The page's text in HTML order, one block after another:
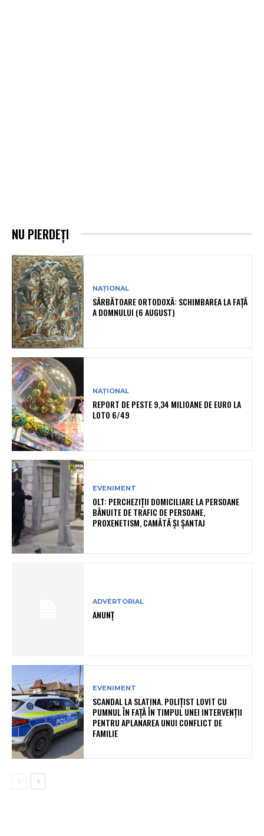
NU PIERDEȚI
NAȚIONAL
SĂRBĂTOARE ORTODOXĂ: SCHIMBAREA LA FAȚĂ
A DOMNULUI (6 AUGUST)
NAȚIONAL
REPORT DE PESTE 9,34 MILIOANE DE EURO LA
LOTO 6/49
EVENIMENT
OLT: PERCHEZIŢII DOMICILIARE LA PERSOANE
BĂNUITE DE TRAFIC DE PERSOANE,
PROXENETISM, CAMĂTĂ ŞI ŞANTAJ
ADVERTORIAL
ANUNȚ
EVENIMENT
SCANDAL LA SLATINA. POLIȚIST LOVIT CU
PUMNUL ÎN FAȚĂ ÎN TIMPUL UNEI INTERVENȚII
PENTRU APLANAREA UNUI CONFLICT DE
FAMILIE